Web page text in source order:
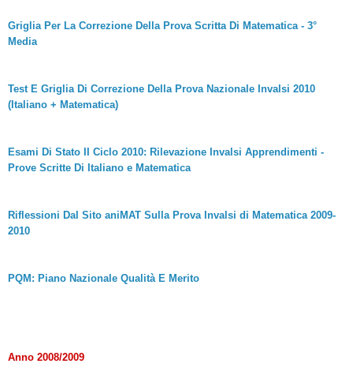
Griglia Per La Correzione Della Prova Scritta Di Matematica - 3°
Media
Test E Griglia Di Correzione Della Prova Nazionale Invalsi 2010
(Italiano + Matematica)
Esami Di Stato II Ciclo 2010: Rilevazione Invalsi Apprendimenti -
Prove Scritte Di Italiano e Matematica
Riflessioni Dal Sito aniMAT Sulla Prova Invalsi di Matematica 2009-
2010
PQM: Piano Nazionale Qualità E Merito
Anno 2008/2009